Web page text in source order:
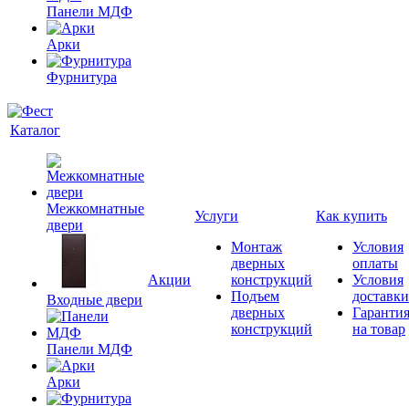
Панели МДФ
Арки
Фурнитура
Каталог
Межкомнатные
двери
Входные двери
Панели МДФ
Арки
Акции
Услуги
Монтаж
дверных
конструкций
Подъем
дверных
конструкций
Как купить
Условия
оплаты
Условия
доставки
Гарантия
на товар